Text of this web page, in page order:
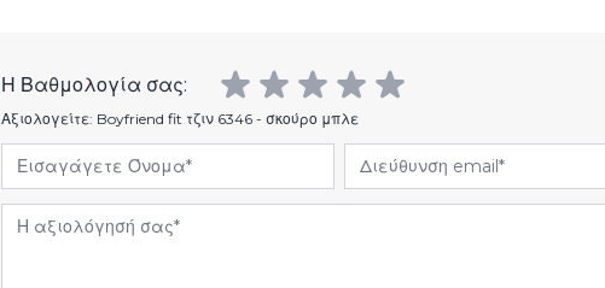
Η Βαθμολογία σας:
Αξιολογείτε: Boyfriend fit τζιν 6346 - σκούρο μπλε
Εισαγάγετε Όνομα Διεύθυνση email
Αξιολόγηση